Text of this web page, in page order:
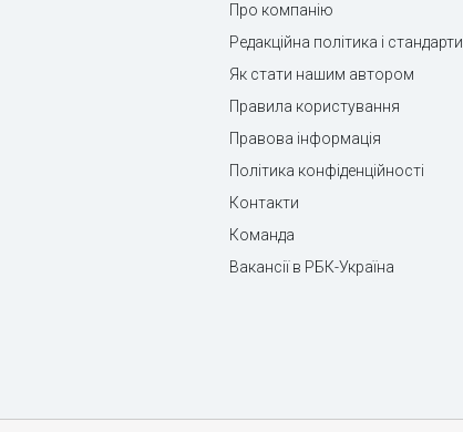
Про компанію
Редакційна політика і стандарти
Як стати нашим автором
Правила користування
Правова інформація
Політика конфіденційності
Контакти
Команда
Вакансії в РБК-Україна